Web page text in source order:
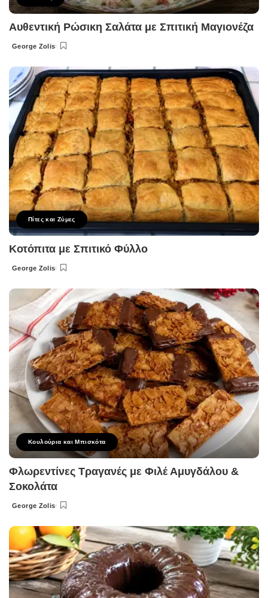
Αυθεντική Ρώσικη Σαλάτα με Σπιτική Μαγιονέζα
Posted
George Zolis
Πίτες και Ζύμες
Κοτόπιτα με Σπιτικό Φύλλο
Posted
George Zolis
Κουλούρια και Μπισκότα
Φλωρεντίνες Τραγανές με Φιλέ Αμυγδάλου &
Σοκολάτα
Posted
George Zolis